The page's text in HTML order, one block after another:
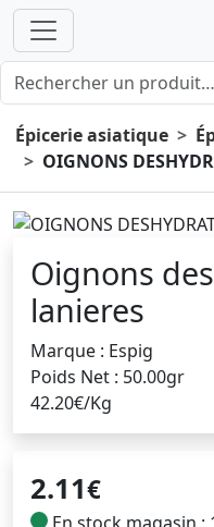
Épicerie asiatique
OIGNONS
Oignons
lanieres
Marque : Espig
Poids Net : 50.00gr
42.20€/Kg
2.11€